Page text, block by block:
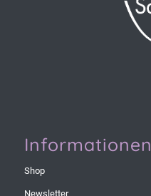
Informationen
Shop
Newsletter